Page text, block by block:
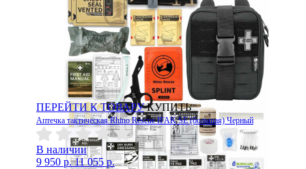
ПЕРЕЙТИ К ТОВАРУ КУПИТЬ
Аптечка тактическая Rhino Rescue IFAK SE (большая) Черный
В наличии
9 950 р. 11 055 р.